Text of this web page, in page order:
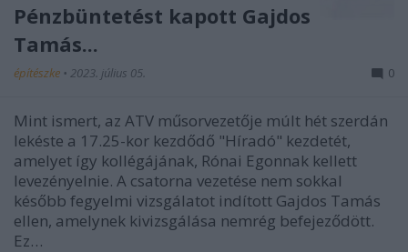
Pénzbüntetést kapott Gajdos
Tamás...
építészke • 2023. július 05. 0
Mint ismert, az ATV műsorvezetője múlt hét szerdán
lekéste a 17.25-kor kezdődő "Híradó" kezdetét,
amelyet így kollégájának, Rónai Egonnak kellett
levezényelnie. A csatorna vezetése nem sokkal
később fegyelmi vizsgálatot indított Gajdos Tamás
ellen, amelynek kivizsgálása nemrég befejeződött.
Ez…